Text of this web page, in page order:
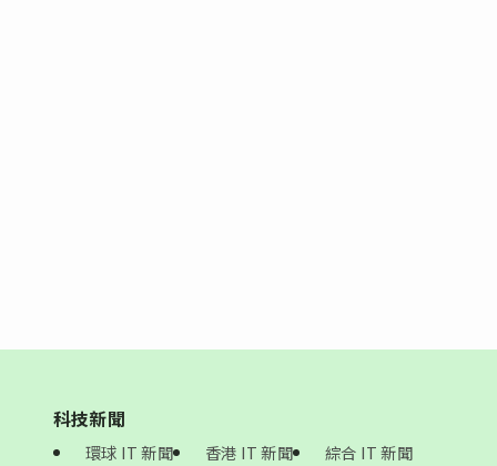
科技新聞
環球 IT 新聞 香港 IT 新聞
綜合 IT 新聞